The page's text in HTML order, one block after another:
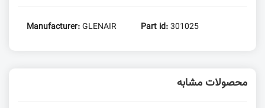
Manufacturer:GLENAIR Part id:301025
محصولات مشابه